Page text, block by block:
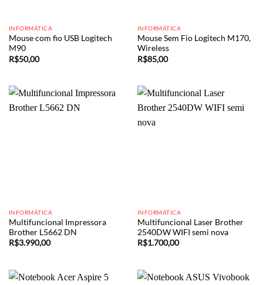
INFORMÁTICA
Mouse com fio USB Logitech
M90
R$50,00
INFORMÁTICA
Mouse Sem Fio Logitech M170,
Wireless
R$85,00
INFORMÁTICA
Multifuncional Impressora
Brother L5662 DN
R$3.990,00
INFORMÁTICA
Multifuncional Laser Brother
2540DW WIFI semi nova
R$1.700,00